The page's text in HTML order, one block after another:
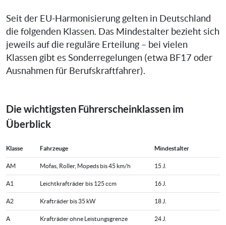
Seit der EU-Harmonisierung gelten in Deutschland
die folgenden Klassen. Das Mindestalter bezieht sich
jeweils auf die reguläre Erteilung – bei vielen
Klassen gibt es Sonderregelungen (etwa BF17 oder
Ausnahmen für Berufskraftfahrer).
Die wichtigsten Führerscheinklassen im
Überblick
Klasse Fahrzeuge Mindestalter
AM Mofas, Roller, Mopeds bis 45 km/h 15 J.
A1 Leichtkrafträder bis 125 ccm 16 J.
A2 Krafträder bis 35 kW 18 J.
A Krafträder ohne Leistungsgrenze 24 J.